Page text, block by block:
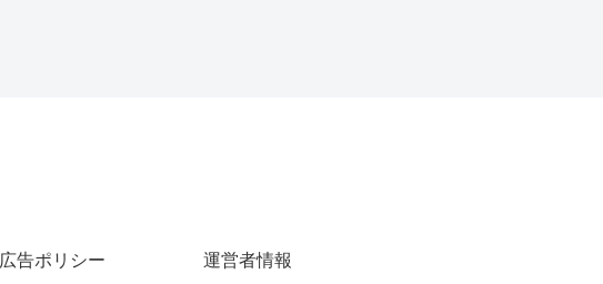
広告ポリシー 運営者情報